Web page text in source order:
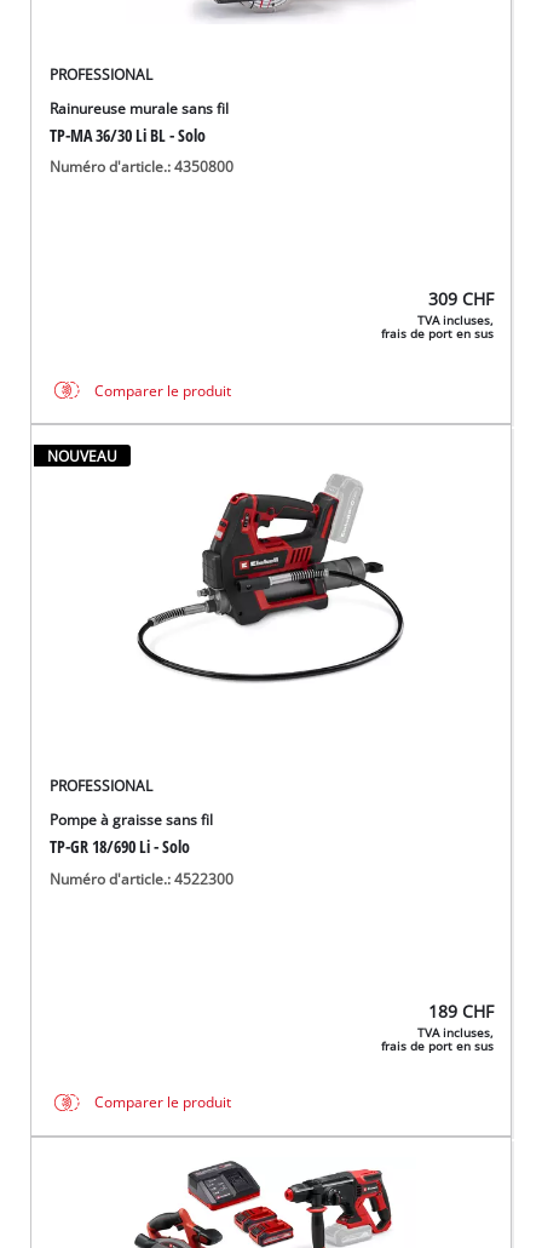
PROFESSIONAL
Rainureuse murale sans fil
TP-MA 36/30 Li BL - Solo
Numéro d'article.: 4350800
309 CHF
TVA incluses,
frais de port en sus
Comparer le produit
NOUVEAU
PROFESSIONAL
Pompe à graisse sans fil
TP-GR 18/690 Li - Solo
Numéro d'article.: 4522300
189 CHF
TVA incluses,
frais de port en sus
Comparer le produit